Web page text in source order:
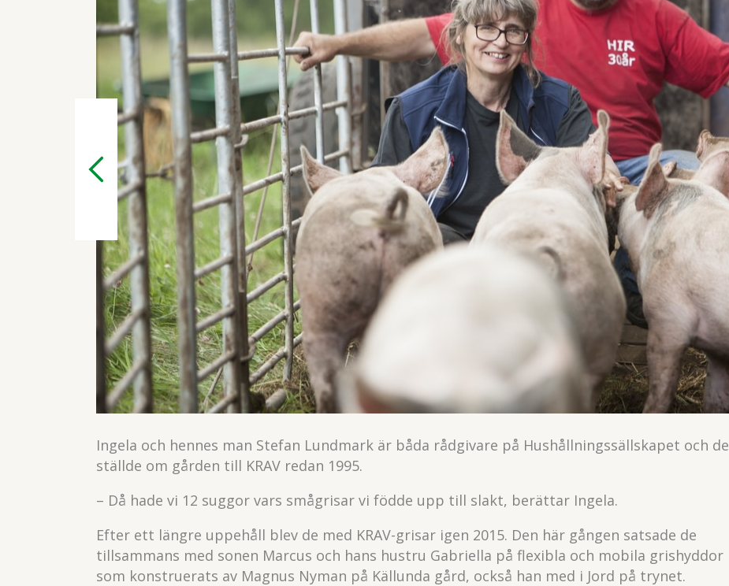
Ingela och hennes man Stefan Lundmark är båda rådgivare på Hushållningssällskapet och de
ställde om gården till KRAV redan 1995.
– Då hade vi 12 suggor vars smågrisar vi födde upp till slakt, berättar Ingela.
Efter ett längre uppehåll blev de med KRAV-grisar igen 2015. Den här gången satsade de
tillsammans med sonen Marcus och hans hustru Gabriella på flexibla och mobila grishyddor
som konstruerats av Magnus Nyman på Källunda gård, också han med i Jord på trynet.